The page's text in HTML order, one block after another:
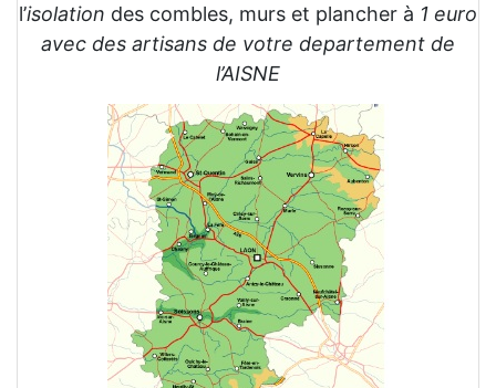
l’isolation des combles, murs et plancher à 1 euro
avec des artisans de votre departement de
l’AISNE